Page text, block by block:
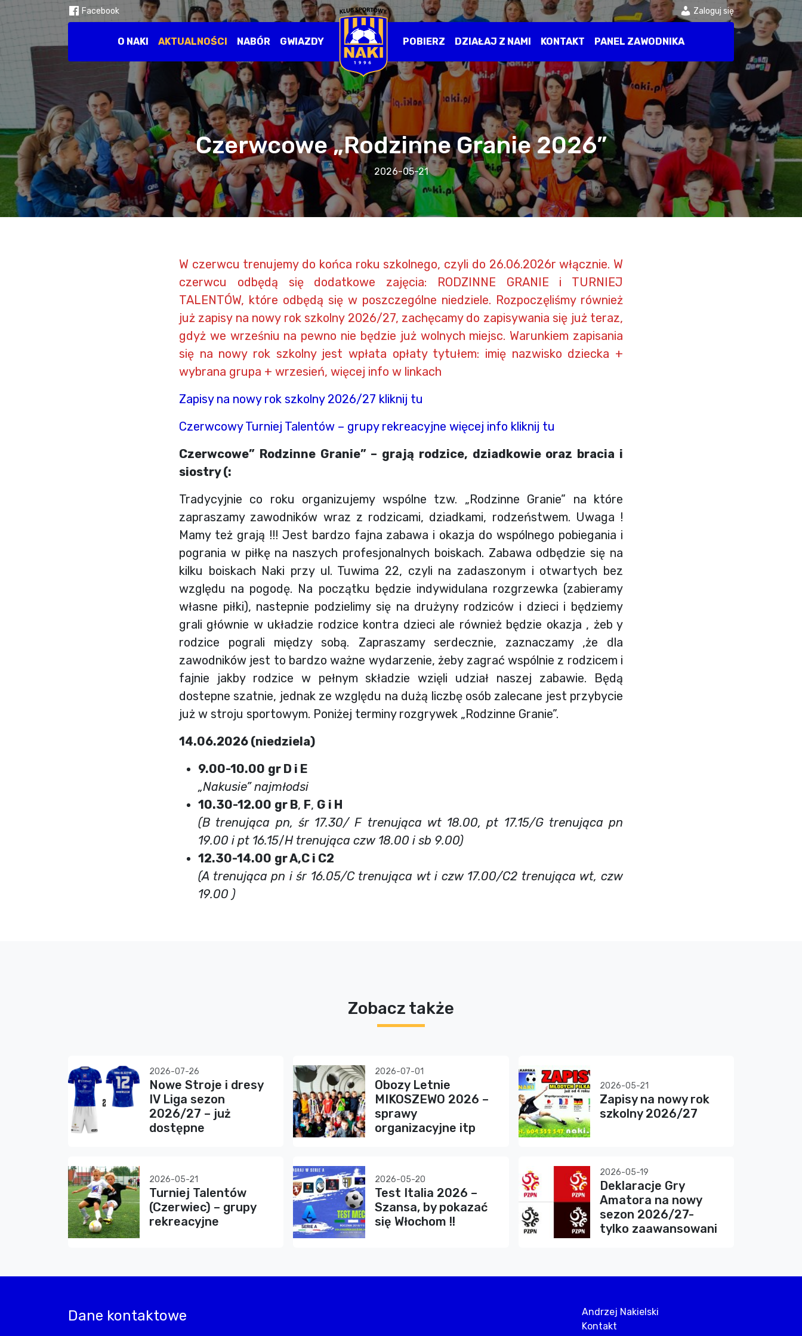
Facebook Zaloguj się
O NAKI AKTUALNOŚCI NABÓR GWIAZDY POBIERZ DZIAŁAJ Z NAMI KONTAKT PANEL ZAWODNIKA
Czerwcowe „Rodzinne Granie 2026”
2026-05-21
W czerwcu trenujemy do końca roku szkolnego, czyli do 26.06.2026r włącznie. W
czerwcu odbędą się dodatkowe zajęcia: RODZINNE GRANIE i TURNIEJ
TALENTÓW, które odbędą się w poszczególne niedziele. Rozpoczęliśmy również
już zapisy na nowy rok szkolny 2026/27, zachęcamy do zapisywania się już teraz,
gdyż we wrześniu na pewno nie będzie już wolnych miejsc. Warunkiem zapisania
się na nowy rok szkolny jest wpłata opłaty tytułem: imię nazwisko dziecka +
wybrana grupa + wrzesień, więcej info w linkach
Zapisy na nowy rok szkolny 2026/27 kliknij tu
Czerwcowy Turniej Talentów – grupy rekreacyjne więcej info kliknij tu
Czerwcowe” Rodzinne Granie” – grają rodzice, dziadkowie oraz bracia i
siostry (:
Tradycyjnie co roku organizujemy wspólne tzw. „Rodzinne Granie” na które
zapraszamy zawodników wraz z rodzicami, dziadkami, rodzeństwem. Uwaga !
Mamy też grają !!! Jest bardzo fajna zabawa i okazja do wspólnego pobiegania i
pogrania w piłkę na naszych profesjonalnych boiskach. Zabawa odbędzie się na
kilku boiskach Naki przy ul. Tuwima 22, czyli na zadaszonym i otwartych bez
względu na pogodę. Na początku będzie indywidulana rozgrzewka (zabieramy
własne piłki), nastepnie podzielimy się na drużyny rodziców i dzieci i będziemy
grali głównie w układzie rodzice kontra dzieci ale również będzie okazja , żeb y
rodzice pograli między sobą. Zapraszamy serdecznie, zaznaczamy ,że dla
zawodników jest to bardzo ważne wydarzenie, żeby zagrać wspólnie z rodzicem i
fajnie jakby rodzice w pełnym składzie wzięli udział naszej zabawie. Będą
dostepne szatnie, jednak ze względu na dużą liczbę osób zalecane jest przybycie
już w stroju sportowym. Poniżej terminy rozgrywek „Rodzinne Granie”.
14.06.2026 (niedziela)
9.00-10.00 gr D i E
„Nakusie” najmłodsi
10.30-12.00 gr B, F, G i H
(B trenująca pn, śr 17.30/ F trenująca wt 18.00, pt 17.15/G trenująca pn
19.00 i pt 16.15/H trenująca czw 18.00 i sb 9.00)
12.30-14.00 gr A,C i C2
(A trenująca pn i śr 16.05/C trenująca wt i czw 17.00/C2 trenująca wt, czw
19.00 )
Zobacz także
2026-07-26
Nowe Stroje i dresy
IV Liga sezon
2026/27 – już
dostępne
2026-07-01
Obozy Letnie
MIKOSZEWO 2026 –
sprawy
organizacyjne itp
2026-05-21
Zapisy na nowy rok
szkolny 2026/27
2026-05-21
Turniej Talentów
(Czerwiec) – grupy
rekreacyjne
2026-05-20
Test Italia 2026 –
Szansa, by pokazać
się Włochom !!
2026-05-19
Deklaracje Gry
Amatora na nowy
sezon 2026/27-
tylko zaawansowani
Dane kontaktowe
Andrzej Nakielski
Kontakt